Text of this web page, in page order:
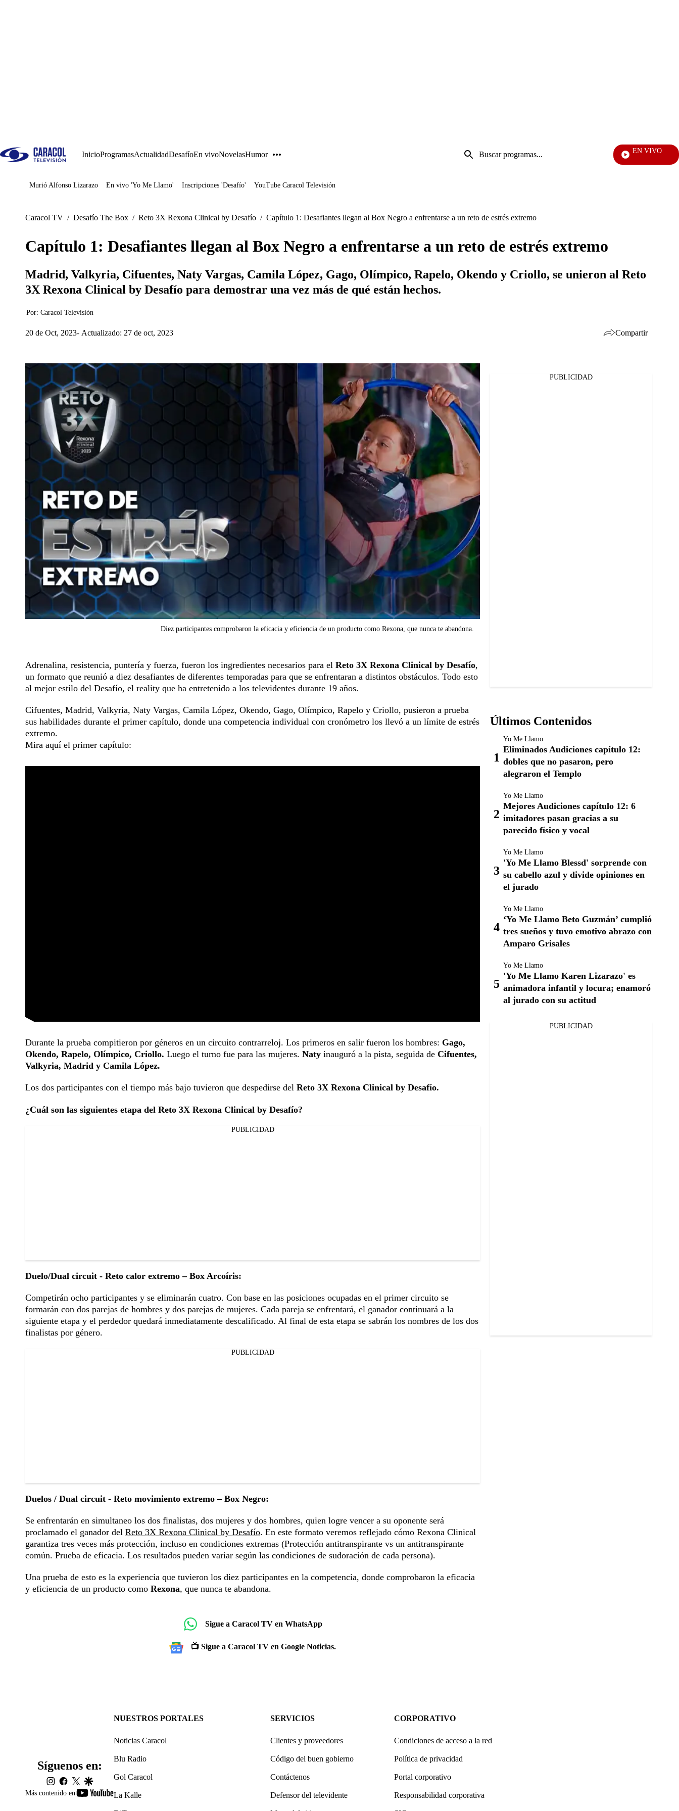
InicioProgramasActualidadDesafíoEn vivoNovelasHumor
Entrada
de
EN VIVO
Juegos
Murió Alfonso Lizarazo En vivo 'Yo Me Llamo' Inscripciones 'Desafío' YouTube Caracol Televisión
Caracol TV / Desafío The Box / Reto 3X Rexona Clinical by Desafío / Capítulo 1: Desafiantes llegan al Box Negro a enfrentarse a un reto de estrés extremo
Capítulo 1: Desafiantes llegan al Box Negro a enfrentarse a un reto de estrés extremo
Madrid, Valkyria, Cifuentes, Naty Vargas, Camila López, Gago, Olímpico, Rapelo, Okendo y Criollo, se unieron al Reto
3X Rexona Clinical by Desafío para demostrar una vez más de qué están hechos.
Por: Caracol Televisión
20 de Oct, 2023 Actualizado: 27 de oct, 2023 Compartir
Facebook
Diez participantes comprobaron la eficacia y eficiencia de un producto como Rexona, que nunca te abandona.
Adrenalina, resistencia, puntería y fuerza, fueron los ingredientes necesarios para el Reto 3X Rexona Clinical by Desafío,
un formato que reunió a diez desafiantes de diferentes temporadas para que se enfrentaran a distintos obstáculos. Todo esto
al mejor estilo del Desafío, el reality que ha entretenido a los televidentes durante 19 años.
Cifuentes, Madrid, Valkyria, Naty Vargas, Camila López, Okendo, Gago, Olímpico, Rapelo y Criollo, pusieron a prueba
sus habilidades durante el primer capítulo, donde una competencia individual con cronómetro los llevó a un límite de estrés
extremo.
Mira aquí el primer capítulo:
Durante la prueba compitieron por géneros en un circuito contrarreloj. Los primeros en salir fueron los hombres: Gago,
Okendo, Rapelo, Olímpico, Criollo. Luego el turno fue para las mujeres. Naty inauguró a la pista, seguida de Cifuentes,
Valkyria, Madrid y Camila López.
Los dos participantes con el tiempo más bajo tuvieron que despedirse del Reto 3X Rexona Clinical by Desafío.
¿Cuál son las siguientes etapa del Reto 3X Rexona Clinical by Desafío?
PUBLICIDAD
Duelo/Dual circuit - Reto calor extremo – Box Arcoíris:
Competirán ocho participantes y se eliminarán cuatro. Con base en las posiciones ocupadas en el primer circuito se
formarán con dos parejas de hombres y dos parejas de mujeres. Cada pareja se enfrentará, el ganador continuará a la
siguiente etapa y el perdedor quedará inmediatamente descalificado. Al final de esta etapa se sabrán los nombres de los dos
finalistas por género.
PUBLICIDAD
Duelos / Dual circuit - Reto movimiento extremo – Box Negro:
Se enfrentarán en simultaneo los dos finalistas, dos mujeres y dos hombres, quien logre vencer a su oponente será
proclamado el ganador del Reto 3X Rexona Clinical by Desafío. En este formato veremos reflejado cómo Rexona Clinical
garantiza tres veces más protección, incluso en condiciones extremas (Protección antitranspirante vs un antitranspirante
común. Prueba de eficacia. Los resultados pueden variar según las condiciones de sudoración de cada persona).
Una prueba de esto es la experiencia que tuvieron los diez participantes en la competencia, donde comprobaron la eficacia
y eficiencia de un producto como Rexona, que nunca te abandona.
Sigue a Caracol TV en WhatsApp
📺 Sigue a Caracol TV en Google Noticias.
PUBLICIDAD
Últimos Contenidos
Yo Me Llamo
Eliminados Audiciones capítulo 12:
dobles que no pasaron, pero
alegraron el Templo
Yo Me Llamo
Mejores Audiciones capítulo 12: 6
imitadores pasan gracias a su
parecido físico y vocal
Yo Me Llamo
'Yo Me Llamo Blessd' sorprende con
su cabello azul y divide opiniones en
el jurado
Yo Me Llamo
‘Yo Me Llamo Beto Guzmán’ cumplió
tres sueños y tuvo emotivo abrazo con
Amparo Grisales
Yo Me Llamo
'Yo Me Llamo Karen Lizarazo' es
animadora infantil y locura; enamoró
al jurado con su actitud
PUBLICIDAD
Más contenido en
youtube-
Síguenos en:
instagram
facebook
twittergoogle
NUESTROS PORTALES
Noticias Caracol
Blu Radio
Gol Caracol
La Kalle
SERVICIOS
Clientes y proveedores
Código del buen gobierno
Contáctenos
Defensor del televidente
CORPORATIVO
Condiciones de acceso a la red
Política de privacidad
Portal corporativo
Responsabilidad corporativa